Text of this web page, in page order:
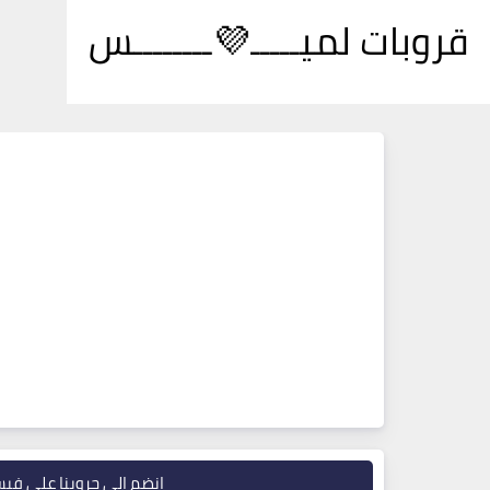
قروبات لميـــــ💜ــــــــس
انضم إلى جروبنا على